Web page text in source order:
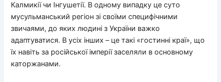
Калмикії чи Інгушетії. В одному випадку це суто
мусульманський регіон зі своїми специфічними
звичаями, до яких людині з України важко
адаптуватися. В усіх інших – це такі «гостинні краї», що
їх навіть за російської імперії заселяли в основному
каторжанами.